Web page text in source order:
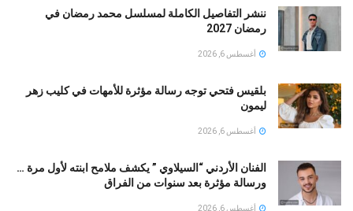
ننشر التفاصيل الكاملة لمسلسل محمد رمضان في
رمضان 2027
أغسطس 6, 2026
بلقيس فتحي توجه رسالة مؤثرة للأمهات في كليب زهر
ليمون ‏
أغسطس 6, 2026
الفنان الأردني “السيلاوي ” يكشف ملامح ابنته لأول مرة …
ورسالة مؤثرة بعد سنوات من الفراق
أغسطس 6, 2026